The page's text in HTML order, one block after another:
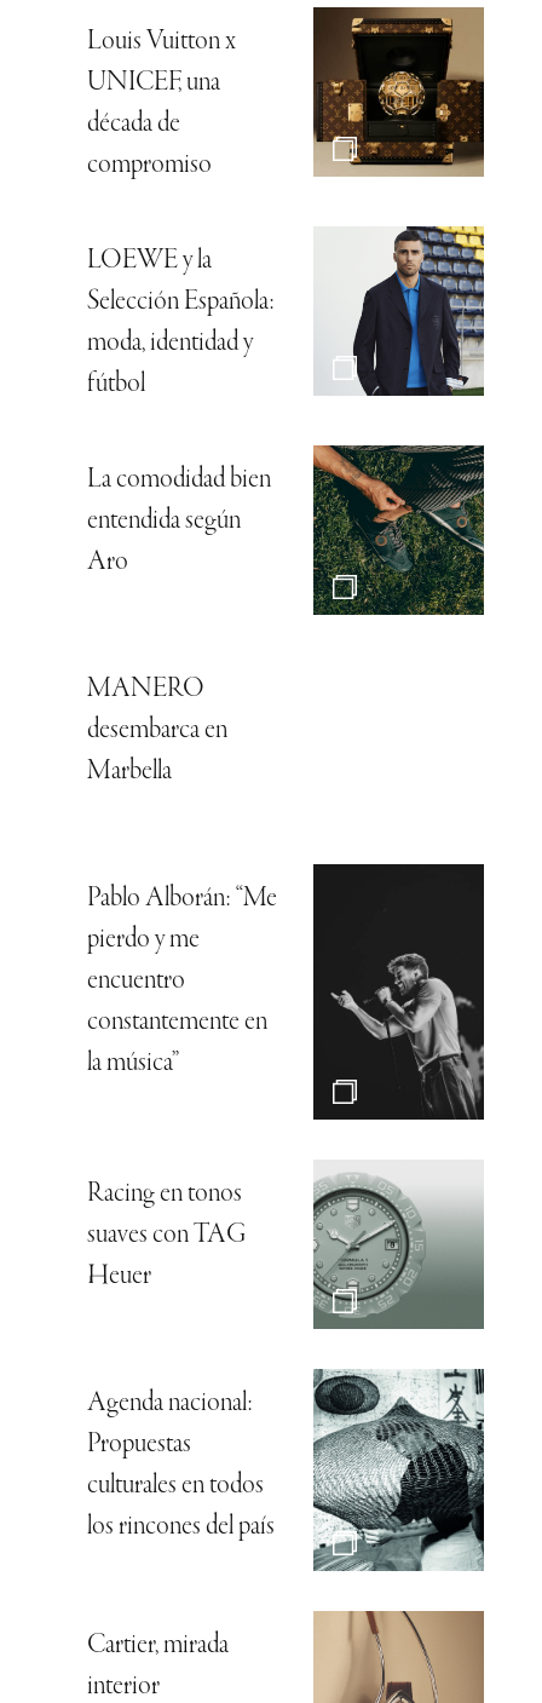
Louis Vuitton x
UNICEF, una
década de
compromiso
LOEWE y la
Selección Española:
moda, identidad y
fútbol
La comodidad bien
entendida según
Aro
MANERO
desembarca en
Marbella
Pablo Alborán: “Me
pierdo y me
encuentro
constantemente en
la música”
Racing en tonos
suaves con TAG
Heuer
Agenda nacional:
Propuestas
culturales en todos
los rincones del país
Cartier, mirada
interior